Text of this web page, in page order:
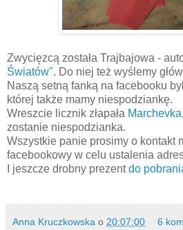
Zwycięzcą została Trajbajowa -
Światów". Do niej też wyślemy
Naszą setną fanką na facebooku
której także mamy niespodziankę.
Wreszcie licznik złapała Marchevka
zostanie niespodzianka.
Wszystkie panie prosimy o kontakt
facebookowy w celu ustalenia
I jeszcze drobny prezentdo
Anna Kruczkowska o 20:07:00 6